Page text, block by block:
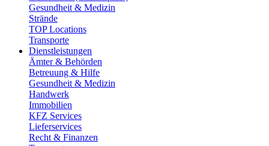
Gesundheit & Medizin
Strände
TOP Locations
Transporte
Dienstleistungen
Ämter & Behörden
Betreuung & Hilfe
Gesundheit & Medizin
Handwerk
Immobilien
KFZ Services
Lieferservices
Recht & Finanzen